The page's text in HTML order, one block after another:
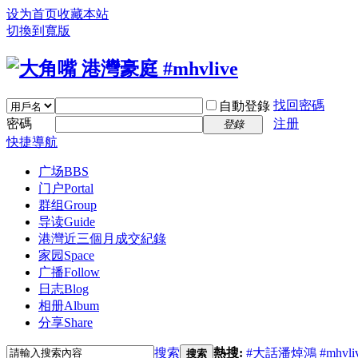
设为首页收藏本站
切換到寬版
自動登錄 找回密碼
密碼
登錄
注册
快捷導航
广场BBS
门户Portal
群组Group
导读Guide
港灣近三個月成交紀錄
家园 Space
广播Follow
日志Blog
相册Album
分享Share
搜索 搜索 熱搜: #大話潘焯鴻